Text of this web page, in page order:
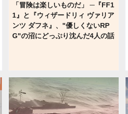
「冒険は楽しいものだ」 ─『FF1
1』と『ウィザードリィ ヴァリア
ンツ ダフネ』、"優しくないRP
G"の沼にどっぷり沈んだ4人の話